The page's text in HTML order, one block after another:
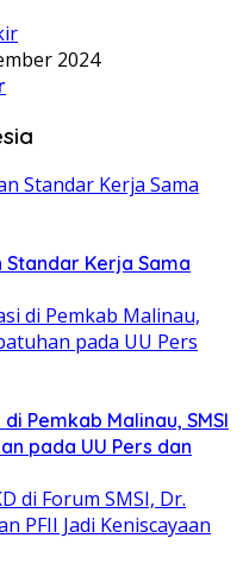
2024
Standar Kerja Sama
Pemkab Malinau, SMSI
pada UU Pers dan